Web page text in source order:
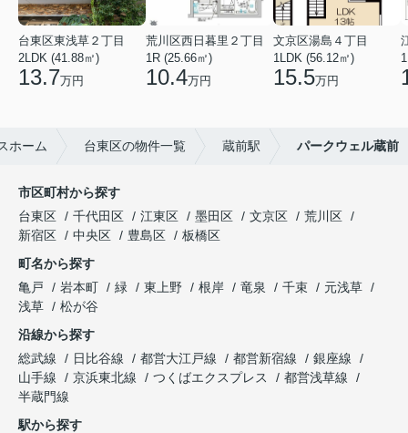
台東区東浅草２丁目
2LDK (41.88㎡)
13.7万円
荒川区西日暮里２丁目
1R (25.66㎡)
10.4万円
文京区湯島４丁目
1LDK (56.12㎡)
15.5万円
ホーム 台東区の物件一覧 蔵前駅 パークウェル蔵前
市区町村から探す
台東区
千代田区 江東区 墨田区 文京区
荒川区
新宿区
中央区 豊島区
板橋区
町名から探す
亀戸
岩本町 緑 東上野 根岸 竜泉 千束
元浅草
浅草
松が谷
沿線から探す
総武線
日比谷線 都営大江戸線 都営新宿線
銀座線
山手線
京浜東北線 つくばエクスプレス
都営浅草線
半蔵門線
駅から探す